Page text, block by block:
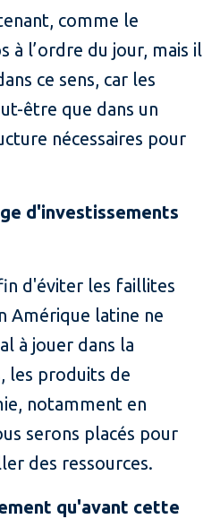
comme le
à l’ordre du jour, mais il
ce sens, car les
être que dans un
nécessaires pour
d'investissements
d'éviter les faillites
Amérique latine ne
à jouer dans la
les produits de
notamment en
serons placés pour
des ressources.
qu'avant cette